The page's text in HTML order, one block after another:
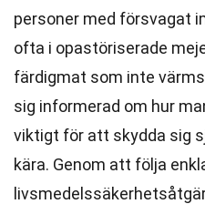
personer med försvagat
ofta i opastöriserade
färdigmat som inte
sig informerad om hur
viktigt för att skydda sig
kära. Genom att följa